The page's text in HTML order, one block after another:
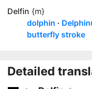
Delfin {m}
dolphin
butterfly stroke
Detailed